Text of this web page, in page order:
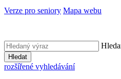
Verze pro seniory Mapa webu
Hledat
rozšířené vyhledávání